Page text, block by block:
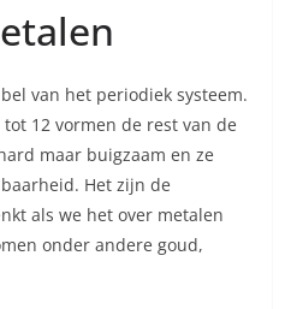
van het periodiek systeem.
12 vormen de rest van de
maar buigzaam en ze
Het zijn de
als we het over metalen
onder andere goud,